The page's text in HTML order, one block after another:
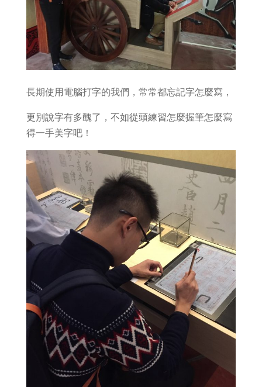
長期使用電腦打字的我們，常常都忘記字怎麼寫，
更別說字有多醜了，不如從頭練習怎麼握筆怎麼寫
得一手美字吧！